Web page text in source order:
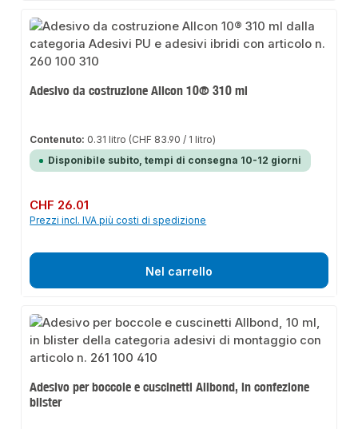
Adesivo da costruzione Allcon 10® 310 ml
Contenuto: 0.31 litro (CHF 83.90 / 1 litro)
Disponibile subito, tempi di consegna 10-12 giorni
Prezzo normale:
CHF 26.01
Prezzi incl. IVA più costi di spedizione
Nel carrello
Adesivo per boccole e cuscinetti Allbond, in confezione
blister